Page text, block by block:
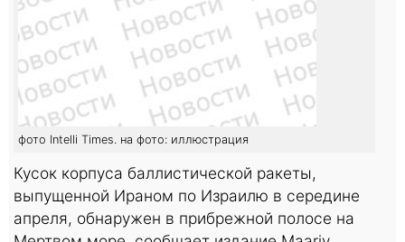
фото Intelli Times. на фото: иллюстрация
Кусок корпуса баллистической ракеты,
выпущенной Ираном по Израилю в середине
апреля, обнаружен в прибрежной полосе на